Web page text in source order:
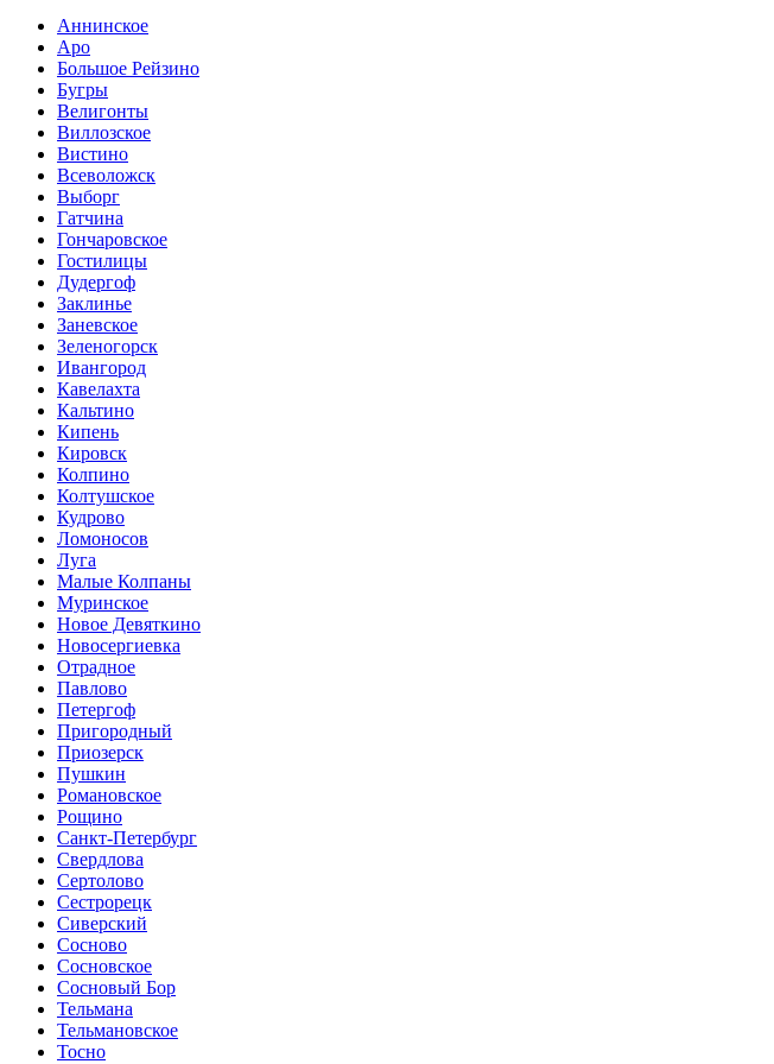
Аннинское
Аро
Большое Рейзино
Бугры
Велигонты
Виллозское
Вистино
Всеволожск
Выборг
Гатчина
Гончаровское
Гостилицы
Дудергоф
Заклинье
Заневское
Зеленогорск
Ивангород
Кавелахта
Кальтино
Кипень
Кировск
Колпино
Колтушское
Кудрово
Ломоносов
Луга
Малые Колпаны
Муринское
Новое Девяткино
Новосергиевка
Отрадное
Павлово
Петергоф
Пригородный
Приозерск
Пушкин
Романовское
Рощино
Санкт-Петербург
Свердлова
Сертолово
Сестрорецк
Сиверский
Сосново
Сосновское
Сосновый Бор
Тельмана
Тельмановское
Тосно